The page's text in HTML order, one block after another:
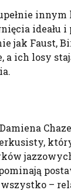
ideału
jak Faust,
a ich losy
–